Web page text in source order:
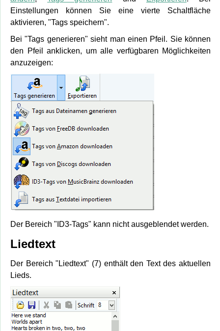
Einstellungen können Sie eine vierte Schaltfläche
aktivieren, "Tags speichern".
Bei "Tags generieren" sieht man einen Pfeil. Sie können
den Pfeil anklicken, um alle verfügbaren Möglichkeiten
anzuzeigen:
Der Bereich "ID3-Tags" kann nicht ausgeblendet werden.
Liedtext
Der Bereich "Liedtext" (7) enthält den Text des aktuellen
Lieds.